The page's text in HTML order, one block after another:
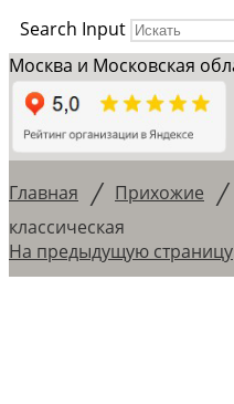
Search Input
Москва и Московская
Главная / Прихожие /
классическая
На предыдущую страницу